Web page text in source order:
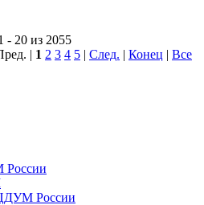
- 20 из 2055
| 1 2 3 4 5 | След. | Конец | Все
России